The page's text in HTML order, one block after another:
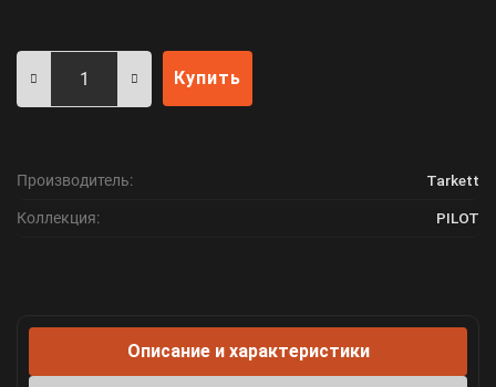
Купить
Производитель: Tarkett
Коллекция: PILOT
Описание и характеристики